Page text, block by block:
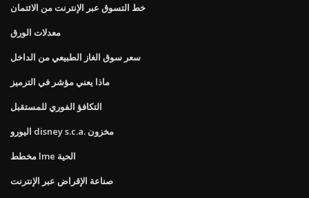
خط التسوق عبر الإنترنت من الائتمان
معدلات الورق
سعر سوق الغاز الطبيعي من الداخل
ماذا يعني مؤشر في الترميز
التكافؤ الفوري للمستقبل
اليورو disney s.c.a. مخزون
مخطط lme الحية
صناعة الإقراض عبر الإنترنت